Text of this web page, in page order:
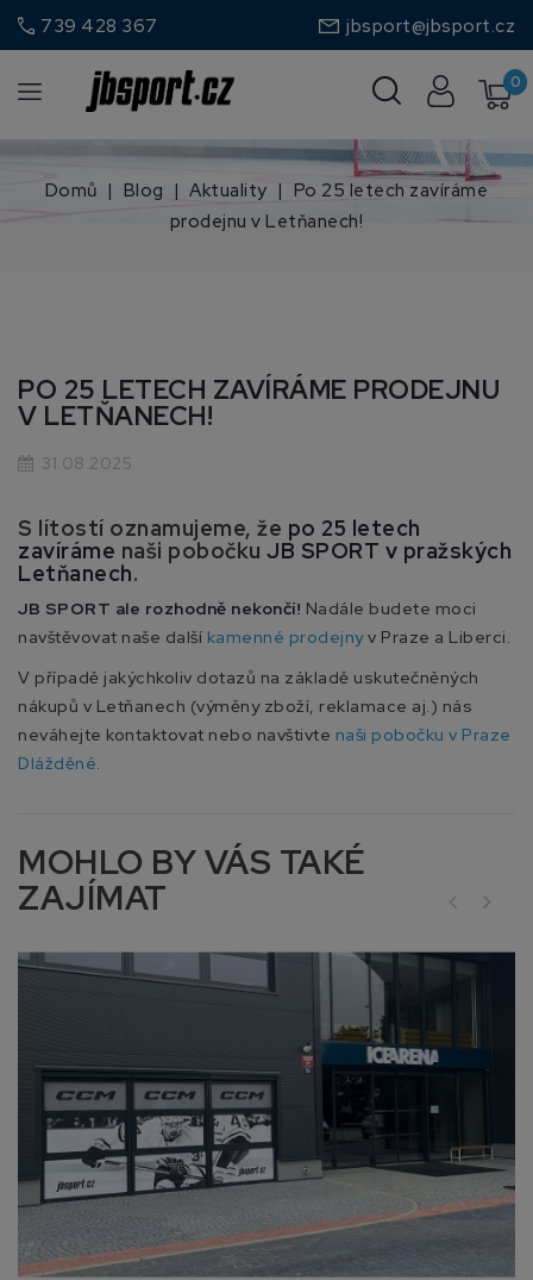
call 739 428 367 jbsport@jbsport.cz
0
Domů Blog Aktuality
Po 25 letech zavíráme
prodejnu v Letňanech!
PO 25 LETECH ZAVÍRÁME PRODEJNU
V LETŇANECH!
31.08.2025
S lítostí oznamujeme, že po 25 letech
zavíráme naši pobočku JB SPORT v pražských
Letňanech.
JB SPORT ale rozhodně nekončí! Nadále budete moci
navštěvovat naše další kamenné prodejnyv Praze a Liberci.
V případě jakýchkoliv dotazů na základě uskutečněných
nákupů v Letňanech (výměny zboží, reklamace aj.) nás
neváhejte kontaktovat nebo navštivte naši pobočku v Praze
Dlážděné.
MOHLO BY VÁS TAKÉ
ZAJÍMAT